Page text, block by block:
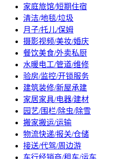
家庭旅馆/短期住宿
清洁/地毯/垃圾
月子/托儿/保姆
摄影视频/美妆/婚庆
餐饮美食/外卖私厨
水暖电工/管道/维修
验房/监控/开锁服务
建筑装修/新屋承建
家居家具/电器/建材
园艺/围栏/除虫/除雪
搬家搬运/运输
物流快递/报关/仓储
接送/代驾/周边游
车行经销商/租车/运车